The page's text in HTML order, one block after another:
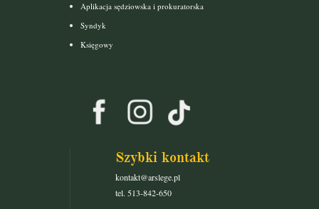
Aplikacja sędziowska i prokuratorska
Syndyk
Księgowy
Szybki kontakt
kontakt@arslege.pl
tel. 513-842-650